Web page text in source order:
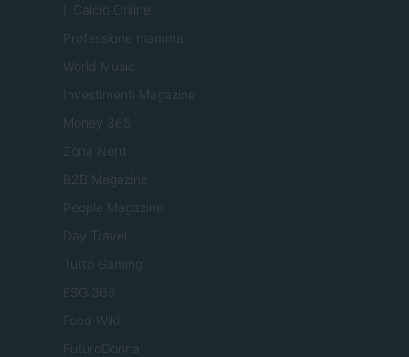
Il Calcio Online
Professione mamma
World Music
Investimenti Magazine
Money 365
Zona Nerd
B2B Magazine
People Magazine
Day Travel
Tutto Gaming
ESG 365
Food Wiki
FuturoDonna